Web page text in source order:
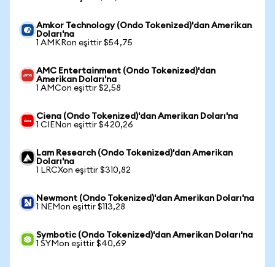
Amkor Technology (Ondo Tokenized)'dan Amerikan
Doları'na
1 AMKRon eşittir $54,75
AMC Entertainment (Ondo Tokenized)'dan
Amerikan Doları'na
1 AMCon eşittir $2,58
Ciena (Ondo Tokenized)'dan Amerikan Doları'na
1 CIENon eşittir $420,26
Lam Research (Ondo Tokenized)'dan Amerikan
Doları'na
1 LRCXon eşittir $310,82
Newmont (Ondo Tokenized)'dan Amerikan Doları'na
1 NEMon eşittir $113,28
Symbotic (Ondo Tokenized)'dan Amerikan Doları'na
1 SYMon eşittir $40,69